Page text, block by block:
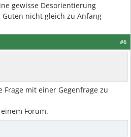
gewisse Desorientierung
nicht gleich zu Anfang
#6
mit einer Gegenfrage zu
Forum.